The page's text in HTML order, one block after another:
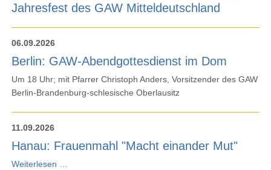
Jahresfest des GAW Mitteldeutschland
06.09.2026
Berlin: GAW-Abendgottesdienst im Dom
Um 18 Uhr; mit Pfarrer Christoph Anders, Vorsitzender des GAW
Berlin-Brandenburg-schlesische Oberlausitz
11.09.2026
Hanau: Frauenmahl "Macht einander Mut"
Weiterlesen …